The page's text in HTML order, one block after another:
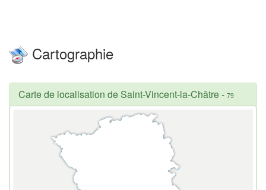
Cartographie
Carte de localisation de Saint-Vincent-la-Châtre- 79